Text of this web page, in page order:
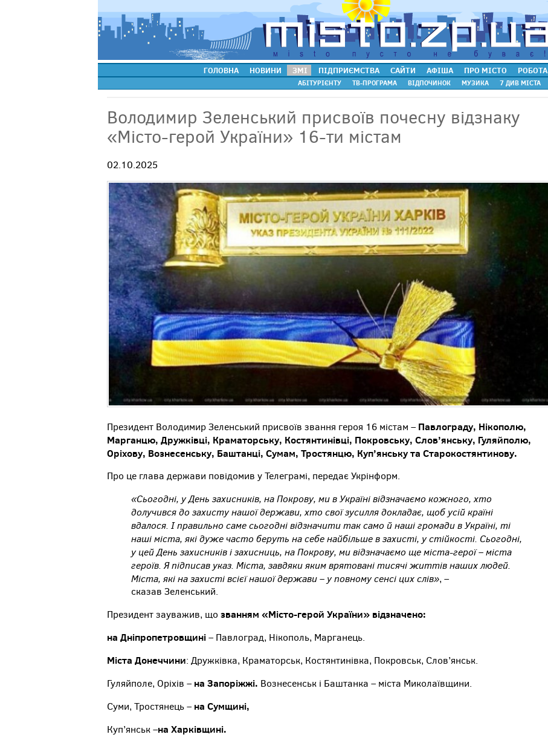
ГОЛОВНА НОВИНИ ЗМІ ПІДПРИЄМСТВА САЙТИ АФІША ПРО МІСТО РОБОТА
АБІТУРІЄНТУ ТВ-ПРОГРАМА ВІДПОЧИНОК МУЗИКА 7 ДИВ МІСТА
Володимир Зеленський присвоїв почесну відзнаку
«Місто-герой України» 16-ти містам
02.10.2025
Президент Володимир Зеленський присвоїв звання героя 16 містам – Павлограду, Нікополю,
Марганцю, Дружківці, Краматорську, Костянтинівці, Покровську, Слов’янську, Гуляйполю,
Оріхову, Вознесенську, Баштанці, Сумам, Тростянцю, Куп’янську та Старокостянтинову.
Про це глава держави повідомив у Телеграмі, передає Укрінформ.
«Сьогодні, у День захисників, на Покрову, ми в Україні відзначаємо кожного, хто
долучився до захисту нашої держави, хто свої зусилля докладає, щоб усій країні
вдалося. І правильно саме сьогодні відзначити так само й наші громади в Україні, ті
наші міста, які дуже часто беруть на себе найбільше в захисті, у стійкості. Сьогодні,
у цей День захисників і захисниць, на Покрову, ми відзначаємо ще міста-герої – міста
героїв. Я підписав указ. Міста, завдяки яким врятовані тисячі життів наших людей.
Міста, які на захисті всієї нашої держави – у повному сенсі цих слів», –
сказав Зеленський.
Президент зауважив, що званням «Місто-герой України» відзначено:
на Дніпропетровщині– Павлоград, Нікополь, Марганець.
Міста Донеччини: Дружківка, Краматорськ, Костянтинівка, Покровськ, Слов’янськ.
Гуляйполе, Оріхів – на Запоріжжі. Вознесенськ і Баштанка – міста Миколаївщини.
Суми, Тростянець – на Сумщині,
Куп’янськ –на Харківщині.